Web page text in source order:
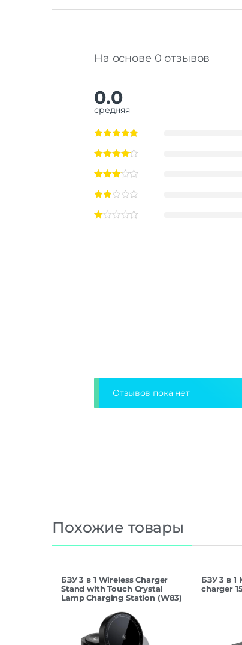
На основе 0 отзывов
0.0
средняя
Отзывов пока нет
Похожие товары
БЗУ 3 в 1 Wireless Charger
Stand with Touch Crystal
Lamp Charging Station (W83)
15W Grey
БЗУ 3 в 1
charger